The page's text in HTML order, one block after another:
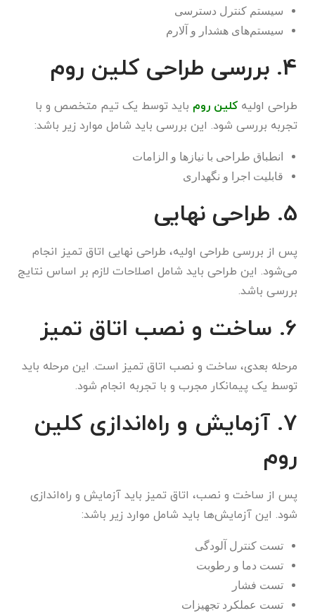
سیستم کنترل دسترسی
سیستم‌های هشدار و آلارم
4. بررسی طراحی کلین روم
طراحی اولیه کلین روم باید توسط یک تیم متخصص و با
تجربه بررسی شود. این بررسی باید شامل موارد زیر باشد:
انطباق طراحی با نیازها و الزامات
قابلیت اجرا و نگهداری
5. طراحی نهایی
پس از بررسی طراحی اولیه، طراحی نهایی اتاق تمیز انجام
می‌شود. این طراحی باید شامل اصلاحات لازم بر اساس نتایج
بررسی باشد.
6. ساخت و نصب اتاق تمیز
مرحله بعدی، ساخت و نصب اتاق تمیز است. این مرحله باید
توسط یک پیمانکار مجرب و با تجربه انجام شود.
7. آزمایش و راه‌اندازی کلین
روم
پس از ساخت و نصب، اتاق تمیز باید آزمایش و راه‌اندازی
شود. این آزمایش‌ها باید شامل موارد زیر باشد:
تست کنترل آلودگی
تست دما و رطوبت
تست فشار
تست عملکرد تجهیزات